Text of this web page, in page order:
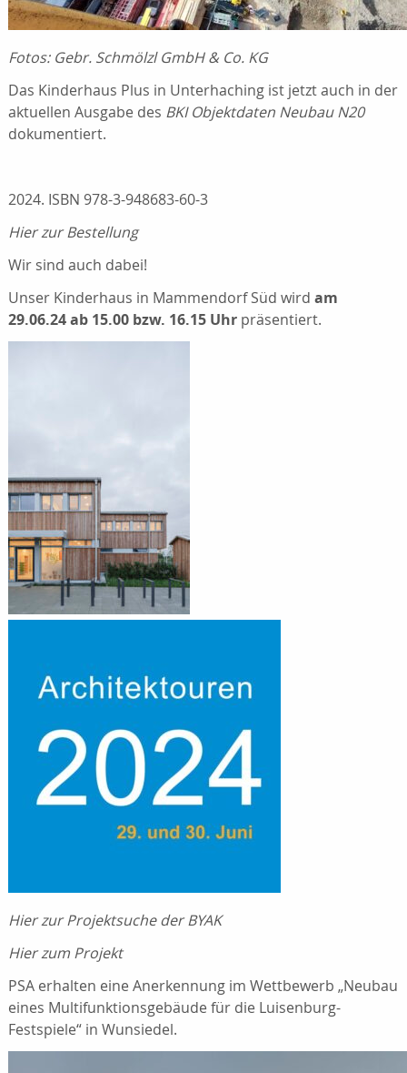
Fotos: Gebr. Schmölzl GmbH & Co. KG
Das Kinderhaus Plus in Unterhaching ist jetzt auch in der
aktuellen Ausgabe des BKI Objektdaten Neubau N20
dokumentiert.
2024. ISBN 978-3-948683-60-3
Hier zur Bestellung
Wir sind auch dabei!
Unser Kinderhaus in Mammendorf Süd wird am
29.06.24 ab 15.00 bzw. 16.15 Uhrpräsentiert.
Hier zur Projektsuche der BYAK
Hier zum Projekt
PSA erhalten eine Anerkennung im Wettbewerb „Neubau
eines Multifunktionsgebäude für die Luisenburg-
Festspiele“ in Wunsiedel.